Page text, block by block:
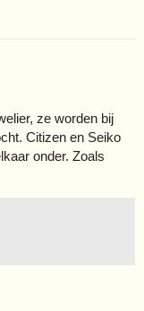
ze worden bij
Citizen en Seiko
onder. Zoals